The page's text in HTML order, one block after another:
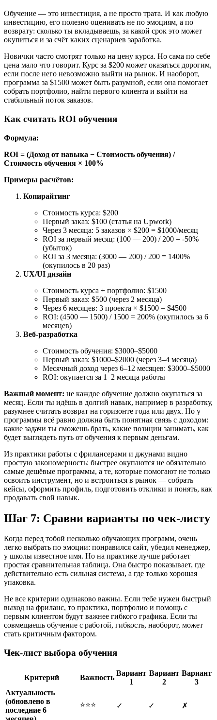
Обучение — это инвестиция, а не просто трата. И как любую
инвестицию, его полезно оценивать не по эмоциям, а по
возврату: сколько ты вкладываешь, за какой срок это может
окупиться и за счёт каких сценариев заработка.
Новички часто смотрят только на цену курса. Но сама по себе
цена мало что говорит. Курс за $200 может оказаться дорогим,
если после него невозможно выйти на рынок. И наоборот,
программа за $1500 может быть разумной, если она помогает
собрать портфолио, найти первого клиента и выйти на
стабильный поток заказов.
Как считать ROI обучения
Формула:
ROI = (Доход от навыка − Стоимость обучения) /
Стоимость обучения × 100%
Примеры расчётов:
Копирайтинг
Стоимость курса: $200
Первый заказ: $100 (статья на Upwork)
Через 3 месяца: 5 заказов × $200 = $1000/месяц
ROI за первый месяц: (100 — 200) / 200 = -50%
(убыток)
ROI за 3 месяца: (3000 — 200) / 200 = 1400%
(окупилось в 20 раз)
UX/UI дизайн
Стоимость курса + портфолио: $1500
Первый заказ: $500 (через 2 месяца)
Через 6 месяцев: 3 проекта × $1500 = $4500
ROI: (4500 — 1500) / 1500 = 200% (окупилось за 6
месяцев)
Веб-разработка
Стоимость обучения: $3000–$5000
Первый заказ: $1000–$2000 (через 3–4 месяца)
Месячный доход через 6–12 месяцев: $3000–$5000
ROI: окупается за 1–2 месяца работы
Важный момент: не каждое обучение должно окупаться за
месяц. Если ты идёшь в долгий навык, например в разработку,
разумнее считать возврат на горизонте года или двух. Но у
программы всё равно должна быть понятная связь с доходом:
какие задачи ты сможешь брать, какие позиции занимать, как
будет выглядеть путь от обучения к первым деньгам.
Из практики работы с фрилансерами и джунами видно
простую закономерность: быстрее окупаются не обязательно
самые дешёвые программы, а те, которые помогают не только
освоить инструмент, но и встроиться в рынок — собрать
кейсы, оформить профиль, подготовить отклики и понять, как
продавать свой навык.
Шаг 7: Сравни варианты по чек-листу
Когда перед тобой несколько обучающих программ, очень
легко выбрать по эмоции: понравился сайт, убедил менеджер,
у школы известное имя. Но на практике лучше работает
простая сравнительная таблица. Она быстро показывает, где
действительно есть сильная система, а где только хорошая
упаковка.
Не все критерии одинаково важны. Если тебе нужен быстрый
выход на фриланс, то практика, портфолио и помощь с
первым клиентом будут важнее гибкого графика. Если ты
совмещаешь обучение с работой, гибкость, наоборот, может
стать критичным фактором.
Чек-лист выбора обучения
Критерий Важность
Вариант
1
Вариант
2
Вариант
3
Актуальность
(обновлено в
последние 6
⭐⭐⭐ ✓ ✓ ✗